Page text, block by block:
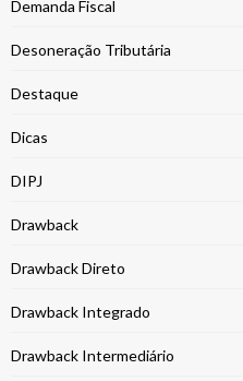
Demanda Fiscal
Desoneração Tributária
Destaque
Dicas
DIPJ
Drawback
Drawback Direto
Drawback Integrado
Drawback Intermediário